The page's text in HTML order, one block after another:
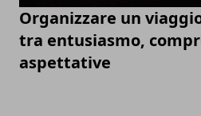
Organizzare un
tra entusiasmo,
aspettative